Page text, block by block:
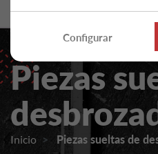
Piezas
Inicio Piezas sueltas de
Configurar